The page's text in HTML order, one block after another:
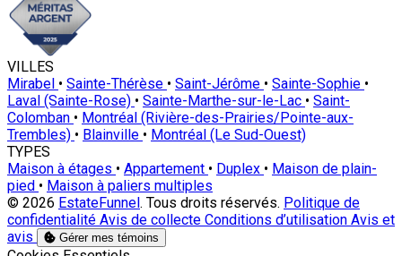
VILLES
Mirabel • Sainte-Thérèse • Saint-Jérôme • Sainte-Sophie •
Laval (Sainte-Rose) • Sainte-Marthe-sur-le-Lac • Saint-
Colomban • Montréal (Rivière-des-Prairies/Pointe-aux-
Trembles) • Blainville • Montréal (Le Sud-Ouest)
TYPES
Maison à étages • Appartement • Duplex • Maison de plain-
pied • Maison à paliers multiples
© 2026 EstateFunnel. Tous droits réservés. Politique de
confidentialité Avis de collecte Conditions d’utilisation Avis et
avis
Gérer mes témoins